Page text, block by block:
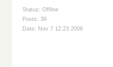
Status: Offline
Posts: 39
Date: Nov 7 12:23 2008